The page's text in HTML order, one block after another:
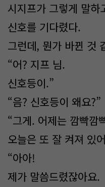
시지프가 그렇게 말하
신호를 기다렸다.
그런데, 뭔가 바뀐 것
“어? 지프 님.
신호등이.”
“음? 신호등이 왜요?”
“그게. 어제는 깜빡깜
오늘은 또 잘 켜져 있
“아아!
제가 말씀드렸잖아요.